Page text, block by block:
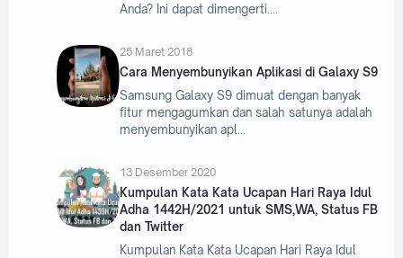
Anda? Ini dapat dimengerti.
25 Maret 2018
Cara Menyembunyikan Aplikasi di Galaxy S9
Samsung Galaxy S9 dimuat dengan banyak
fitur mengagumkan dan salah satunya adalah
menyembunyikan apl
13 Desember 2020
Kumpulan Kata Kata Ucapan Hari Raya Idul
Adha 1442H/2021 untuk SMS,WA, Status FB
dan Twitter
Kumpulan Kata Kata Ucapan Hari Raya Idul